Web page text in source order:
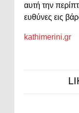
αυτή την
ευθύνες εις
kathimerini.gr